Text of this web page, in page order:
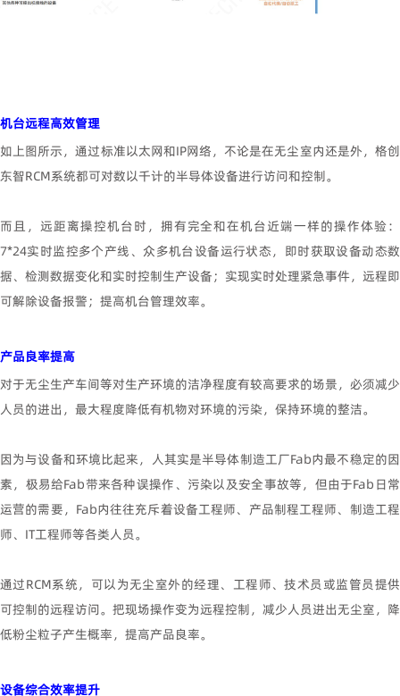
机台远程高效管理
如上图所示，通过标准以太网和IP网络，不论是在无尘室内还是外，格创
东智RCM系统都可对数以千计的半导体设备进行访问和控制。
而且，远距离操控机台时，拥有完全和在机台近端一样的操作体验：
7*24实时监控多个产线、众多机台设备运行状态，即时获取设备动态数
据、检测数据变化和实时控制生产设备；实现实时处理紧急事件，远程即
可解除设备报警；提高机台管理效率。
产品良率提高
对于无尘生产车间等对生产环境的洁净程度有较高要求的场景，必须减少
人员的进出，最大程度降低有机物对环境的污染，保持环境的整洁。
因为与设备和环境比起来，人其实是半导体制造工厂Fab内最不稳定的因
素，极易给Fab带来各种误操作、污染以及安全事故等，但由于Fab 日常
运营的需要， Fab内往往充斥着设备工程师、产品制程工程师、制造工程
师、 IT工程师等各类人员。
通过RCM系统，可以为无尘室外的经理、工程师、技术员或监管员提供
可控制的远程访问。把现场操作变为远程控制，减少人员进出无尘室，降
低粉尘粒子产生概率，提高产品良率。
设备综合效率提升